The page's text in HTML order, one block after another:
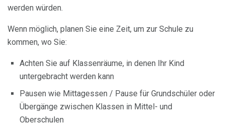
werden würden.
Wenn möglich, planen Sie eine Zeit, um zur Schule zu
kommen, wo Sie:
Achten Sie auf Klassenräume, in denen Ihr Kind
untergebracht werden kann
Pausen wie Mittagessen / Pause für Grundschüler oder
Übergänge zwischen Klassen in Mittel- und
Oberschulen